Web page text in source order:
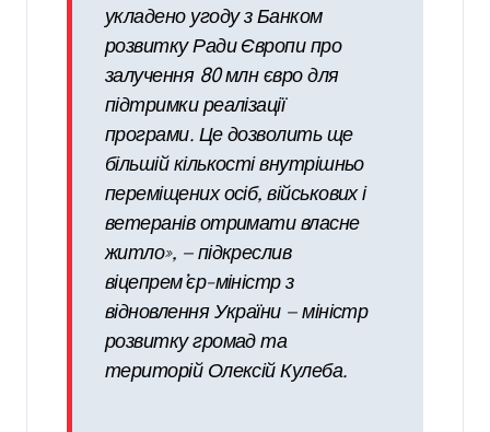
укладено угоду з Банком
розвитку Ради Європи про
залучення 80 млн євро для
підтримки реалізації
програми. Це дозволить ще
більшій кількості внутрішньо
переміщених осіб, військових і
ветеранів отримати власне
житло», — підкреслив
віцепрем’єр-міністр з
відновлення України — міністр
розвитку громад та
територій Олексій Кулеба.